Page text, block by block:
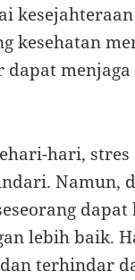
kesehatan
hari,
Namun,
lebih baik.
terhindar